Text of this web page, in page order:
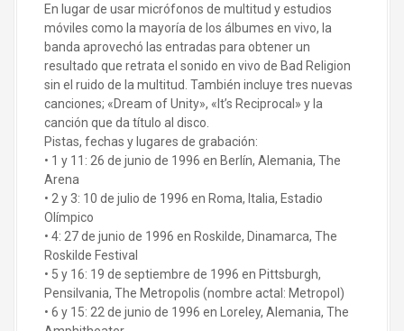
En lugar de usar micrófonos de multitud y estudios
móviles como la mayoría de los álbumes en vivo, la
banda aprovechó las entradas para obtener un
resultado que retrata el sonido en vivo de Bad Religion
sin el ruido de la multitud. También incluye tres nuevas
canciones; «Dream of Unity», «It’s Reciprocal» y la
canción que da título al disco.
Pistas, fechas y lugares de grabación:
• 1 y 11: 26 de junio de 1996 en Berlín, Alemania, The
Arena
• 2 y 3: 10 de julio de 1996 en Roma, Italia, Estadio
Olímpico
• 4: 27 de junio de 1996 en Roskilde, Dinamarca, The
Roskilde Festival
• 5 y 16: 19 de septiembre de 1996 en Pittsburgh,
Pensilvania, The Metropolis (nombre actal: Metropol)
• 6 y 15: 22 de junio de 1996 en Loreley, Alemania, The